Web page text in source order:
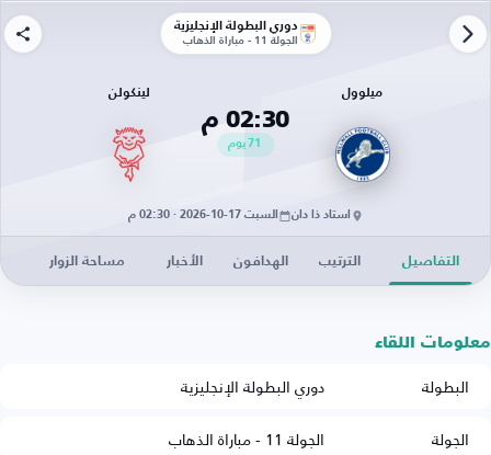
دوري البطولة الإنجليزية
الجولة 11 - مباراة الذهاب
ميلوول
02:30 م
71 يوم
لينكولن
استاد ذا دان السبت 17-10-2026 · 02:30 م
التفاصيل الترتيب الهدافون الأخبار مساحة الزوار
معلومات اللقاء
البطولة
دوري البطولة الإنجليزية
الجولة
الجولة 11 - مباراة الذهاب